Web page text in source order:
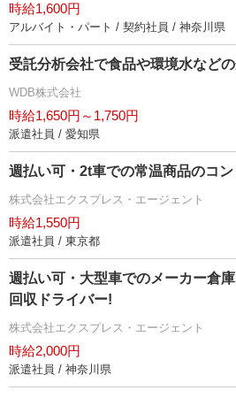
時給1,600円
アルバイト・パート / 契約社員 / 神奈川県
受託分析会社で食品や環境水など
WDB株式会社
時給1,650円～1,750円
派遣社員 / 愛知県
週払い可・2t車での常温商品のコ
株式会社エクスプレス・エージェント
時給1,550円
派遣社員 / 東京都
週払い可・大型車でのメーカー倉
回収ドライバー!
株式会社エクスプレス・エージェント
時給2,000円
派遣社員 / 神奈川県